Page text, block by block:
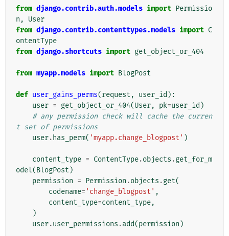
from django.contrib.auth.models import Permissio
n ,
User
from django.contrib.contenttypes.models import C
ontentType
from django.shortcuts import get_object_or_404
from myapp.models import BlogPost
def user_gains_perms(request , user_id ):
user = get_object_or_404(User, pk=user_id )
# any permission check will cache the curren
t set of permissions
user. has_perm( 'myapp.change_blogpost' )
content_type = ContentType.objects .get_for_m
odel(BlogPost )
permission = Permission .objects .get(
codename= 'change_blogpost' ,
content_type=content_type,
)
user.user_permissions .add(permission )